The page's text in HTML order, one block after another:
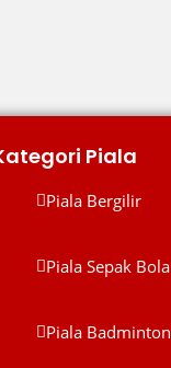
Piala
Piala Bergilir
Piala Sepak Bola
Piala Badminton